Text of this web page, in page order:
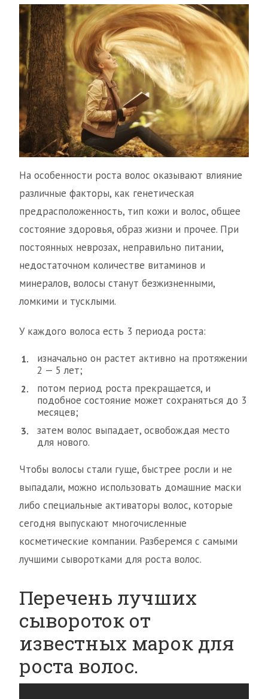
На особенности роста волос оказывают влияние
различные факторы, как генетическая
предрасположенность, тип кожи и волос, общее
состояние здоровья, образ жизни и прочее. При
постоянных неврозах, неправильно питании,
недостаточном количестве витаминов и
минералов, волосы станут безжизненными,
ломкими и тусклыми.
У каждого волоса есть 3 периода роста:
изначально он растет активно на протяжении
2 — 5 лет;
потом период роста прекращается, и
подобное состояние может сохраняться до 3
месяцев;
затем волос выпадает, освобождая место
для нового.
Чтобы волосы стали гуще, быстрее росли и не
выпадали, можно использовать домашние маски
либо специальные активаторы волос, которые
сегодня выпускают многочисленные
косметические компании. Разберемся с самыми
лучшими сыворотками для роста волос.
Перечень лучших
сывороток от
известных марок для
роста волос.